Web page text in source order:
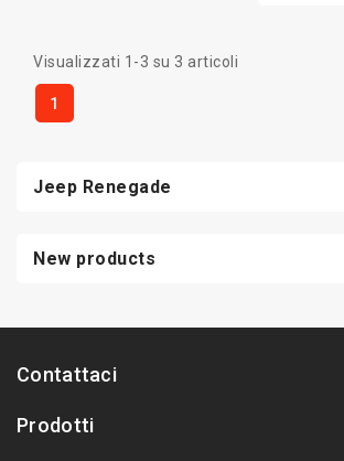
Visualizzati 1-3 su 3 articoli
1
Jeep Renegade
New products
Contattaci
Prodotti